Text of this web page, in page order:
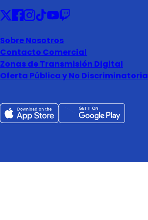
Sobre Nosotros
Contacto Comercial
Zonas de Transmisión Digital
Oferta Pública y No Discriminatoria